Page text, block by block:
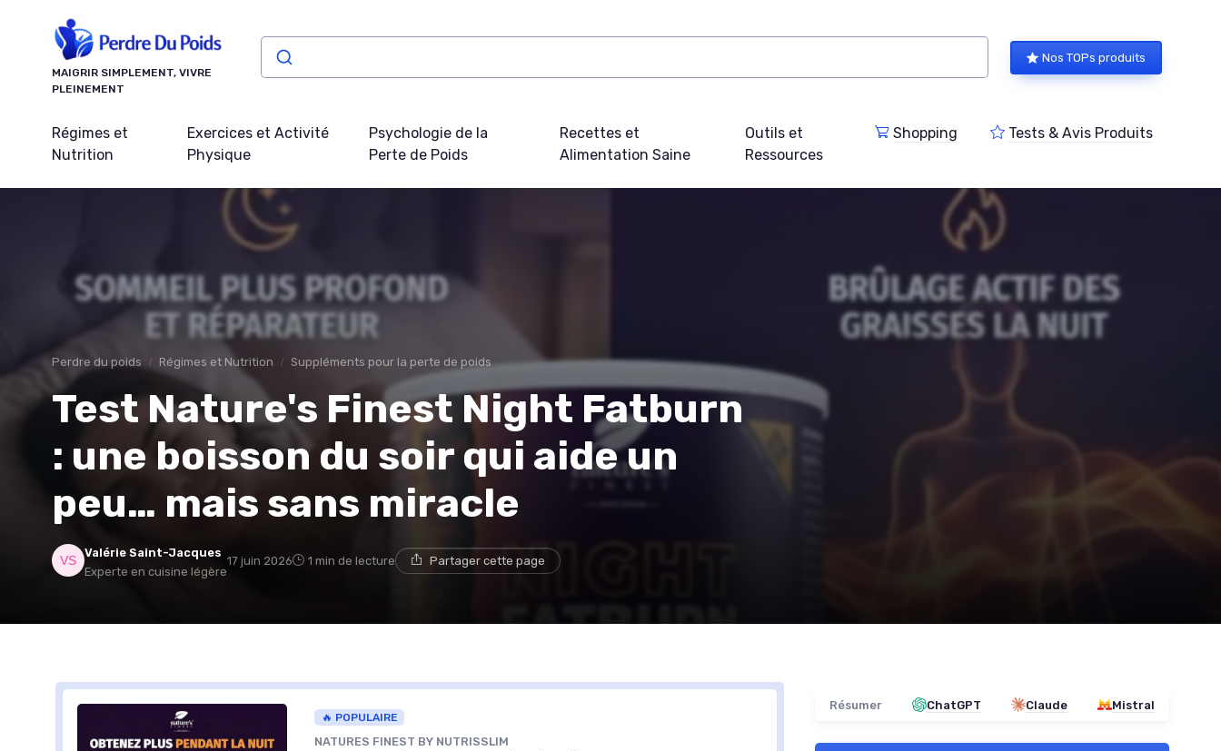
MAIGRIR SIMPLEMENT, VIVRE
PLEINEMENT
Nos TOPs produits
Régimes et
Nutrition
Exercices et Activité
Physique
Psychologie de la
Perte de Poids
Recettes et
Alimentation Saine
Outils et
Ressources
Shopping Tests & Avis Produits
Perdre du poids Régimes et Nutrition Suppléments pour la perte de poids
Test Nature's Finest Night Fatburn
: une boisson du soir qui aide un
peu… mais sans miracle
Valérie Saint-Jacques
Experte en cuisine légère
17 juin 2026 1 min de lecture Partager cette page
🔥 POPULAIRE
NATURES FINEST BY NUTRISSLIM
Résumer ChatGPT Claude Mistral